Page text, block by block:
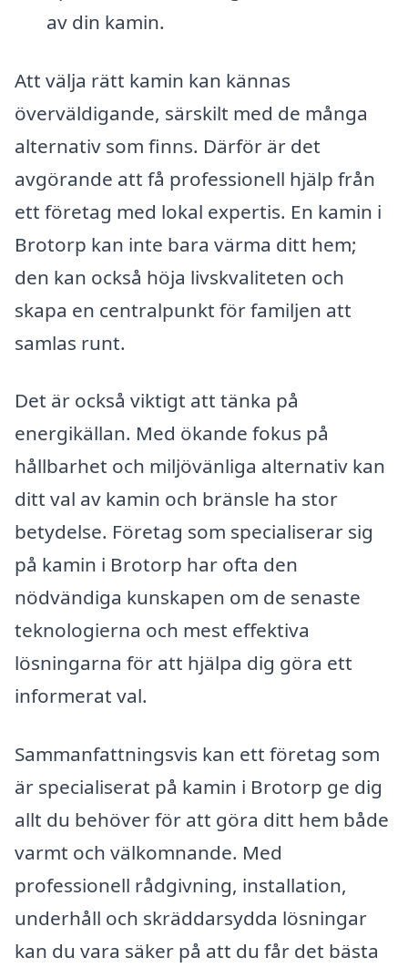
av din kamin.
Att välja rätt kamin kan kännas
överväldigande, särskilt med de många
alternativ som finns. Därför är det
avgörande att få professionell hjälp från
ett företag med lokal expertis. En kamin i
Brotorp kan inte bara värma ditt hem;
den kan också höja livskvaliteten och
skapa en centralpunkt för familjen att
samlas runt.
Det är också viktigt att tänka på
energikällan. Med ökande fokus på
hållbarhet och miljövänliga alternativ kan
ditt val av kamin och bränsle ha stor
betydelse. Företag som specialiserar sig
på kamin i Brotorp har ofta den
nödvändiga kunskapen om de senaste
teknologierna och mest effektiva
lösningarna för att hjälpa dig göra ett
informerat val.
Sammanfattningsvis kan ett företag som
är specialiserat på kamin i Brotorp ge dig
allt du behöver för att göra ditt hem både
varmt och välkomnande. Med
professionell rådgivning, installation,
underhåll och skräddarsydda lösningar
kan du vara säker på att du får det bästa